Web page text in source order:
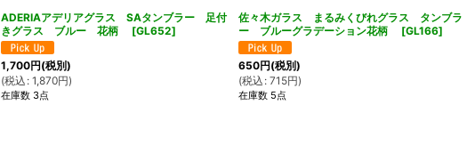
ADERIAアデリアグラス SAタンブラー 足付
きグラス ブルー 花柄
[GL652]
1,700円(税別)
(税込 : 1,870円)
在庫数 3点
佐々木ガラス まるみくびれグラス タンブラ
ー ブルーグラデーション花柄
[GL166]
650円(税別)
(税込 : 715円)
在庫数 5点